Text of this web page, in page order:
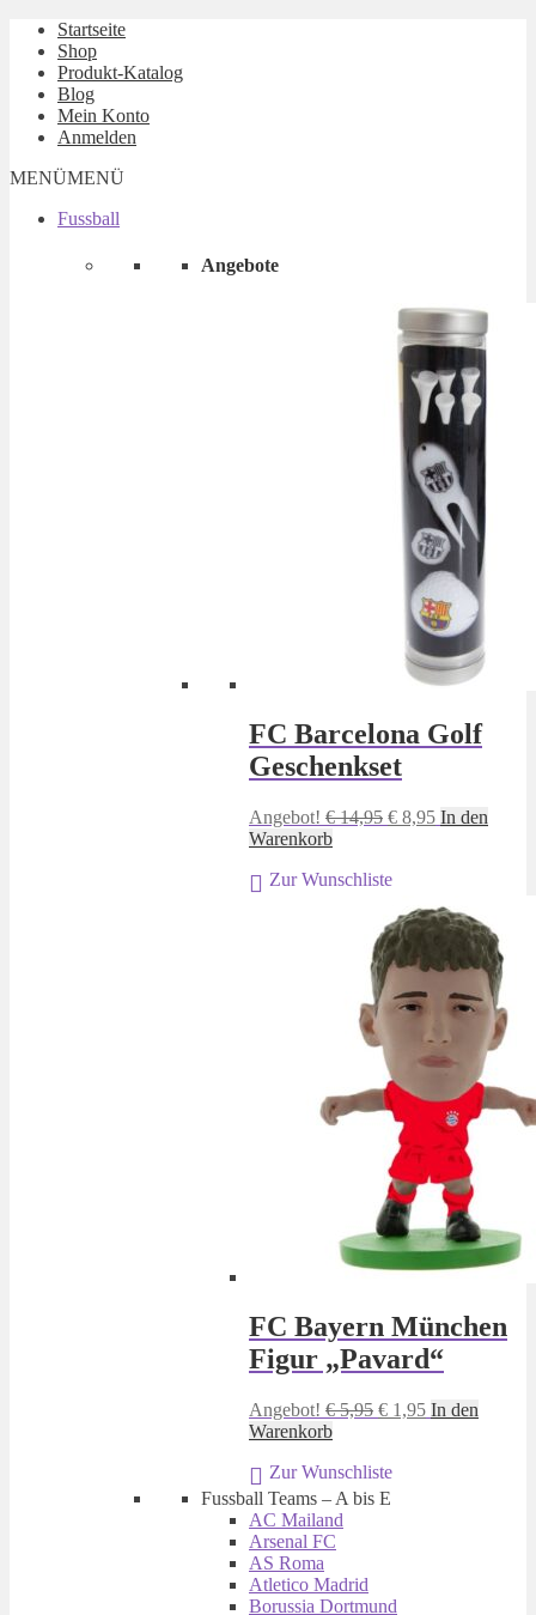
Startseite
Shop
Produkt-Katalog
Blog
Mein Konto
Anmelden
MENÜMENÜ
Fussball
Angebote
FC Barcelona Golf
Geschenkset
Angebot! €14,95 Ursprünglicher
€ 14,95
€ 8,95Aktueller
In den
Warenkorb
Zur Wunschliste
FC Bayern München
Figur „Pavard“
Angebot! €5,95 Ursprünglicher
€ 5,95
€ 1,95Aktueller
In den
Warenkorb
Zur Wunschliste
Fussball Teams – A bis E
AC Mailand
Arsenal FC
AS Roma
Atletico Madrid
Borussia Dortmund